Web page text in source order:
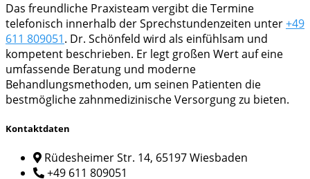
Das freundliche Praxisteam vergibt die Termine
telefonisch innerhalb der Sprechstundenzeiten unter+49
611 809051. Dr. Schönfeld wird als einfühlsam und
kompetent beschrieben. Er legt großen Wert auf eine
umfassende Beratung und moderne
Behandlungsmethoden, um seinen Patienten die
bestmögliche zahnmedizinische Versorgung zu bieten.
Kontaktdaten
Rüdesheimer Str. 14, 65197 Wiesbaden
+49 611 809051